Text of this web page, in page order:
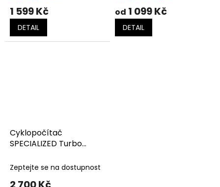
1 599 Kč
DETAIL
od 1 099 Kč
DETAIL
Cyklopočítač
SPECIALIZED Turbo
Zeptejte se na dostupnost